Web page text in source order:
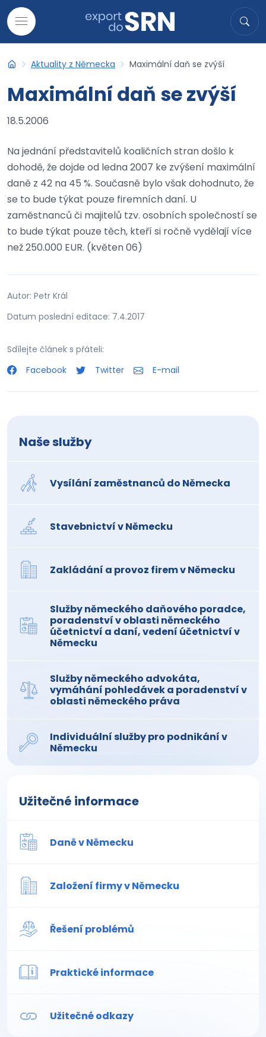
Přejít na obsah
Hledat
Aktuality z Německa Maximální daň se zvýší
Maximální daň se zvýší
18.5.2006
Na jednání představitelů koaličních stran došlo k
dohodě, že dojde od ledna 2007 ke zvýšení maximální
daně z 42 na 45 %. Současně bylo však dohodnuto, že
se to bude týkat pouze firemních daní. U
zaměstnanců či majitelů tzv. osobních společností se
to bude týkat pouze těch, kteří si ročně vydělají více
než 250.000 EUR. (květen 06)
Autor: Petr Král
Datum poslední editace: 7.4.2017
Sdílejte článek s přáteli:
Facebook
Twitter E-mail
Naše služby
Vysílání zaměstnanců do Německa
Stavebnictví v Německu
Zakládání a provoz firem v Německu
Služby německého daňového poradce,
poradenství v oblasti německého
účetnictví a daní, vedení účetnictví v
Německu
Služby německého advokáta,
vymáhání pohledávek a poradenství v
oblasti německého práva
Individuální služby pro podnikání v
Německu
Užitečné informace
Daně v Německu
Založení firmy v Německu
Řešení problémů
Praktické informace
Užitečné odkazy